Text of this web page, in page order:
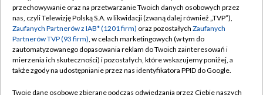
Abonament TVP
Emisja w TVP
Centrum informacji TVP
Naziemna Telewizja Cyfrowa
Regulamin TVP
Polityka prywatności
Moje zgody
Pomoc
przechowywanie oraz na przetwarzanie Twoich danych osobowych przez
nas, czyli Telewizję Polską S.A. w likwidacji (zwaną dalej również „TVP”),
Zaufanych Partnerów z IAB* (1201 firm) oraz pozostałych Zaufanych
Partnerów TVP (93 firm), w celach marketingowych (w tym do
zautomatyzowanego dopasowania reklam do Twoich zainteresowań i
mierzenia ich skuteczności) i pozostałych, które wskazujemy poniżej, a
także zgody na udostępnianie przez nas identyfikatora PPID do Google.
Twoje dane osobowe zbierane podczas odwiedzania przez Ciebie naszych